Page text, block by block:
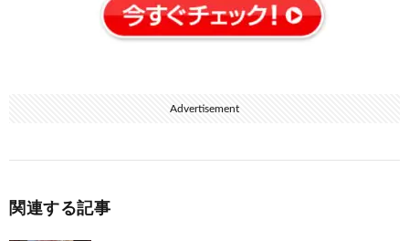
Advertisement
関連する記事